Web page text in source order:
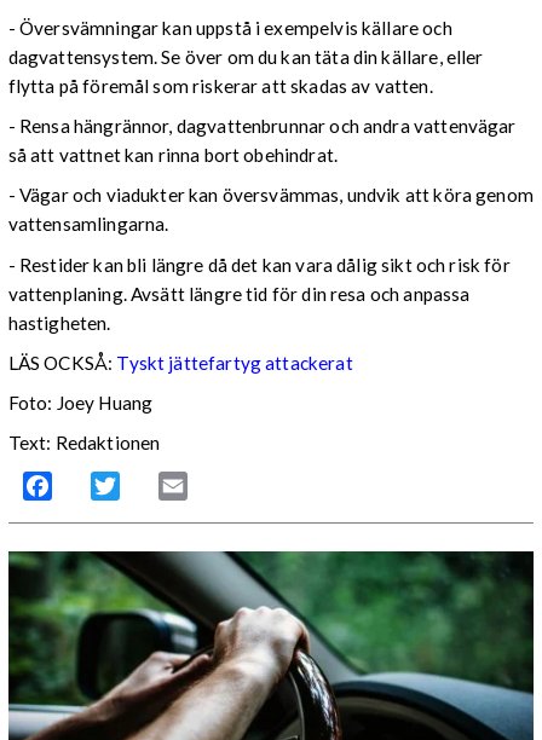
- Översvämningar kan uppstå i exempelvis källare och
dagvattensystem. Se över om du kan täta din källare, eller
flytta på föremål som riskerar att skadas av vatten.
- Rensa hängrännor, dagvattenbrunnar och andra vattenvägar
så att vattnet kan rinna bort obehindrat.
- Vägar och viadukter kan översvämmas, undvik att köra genom
vattensamlingarna.
- Restider kan bli längre då det kan vara dålig sikt och risk för
vattenplaning. Avsätt längre tid för din resa och anpassa
hastigheten.
LÄS OCKSÅ: Tyskt jättefartyg attackerat
Foto: Joey Huang
Text: Redaktionen
Facebook Twitter